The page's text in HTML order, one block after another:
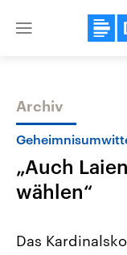
Close
Themen
Archiv
„Auch
wählen“
Das